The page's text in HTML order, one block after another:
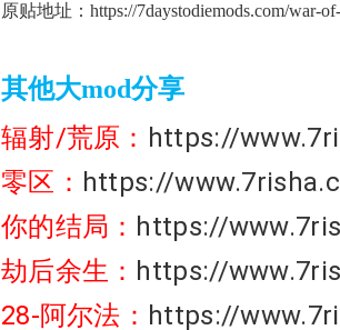
原贴地址： https://7daystodiemods.com/war-
其他大mod分享
辐射/荒原： https://
零区： https://
你的结局： https://
劫后余生： https://
28-阿尔法： https://